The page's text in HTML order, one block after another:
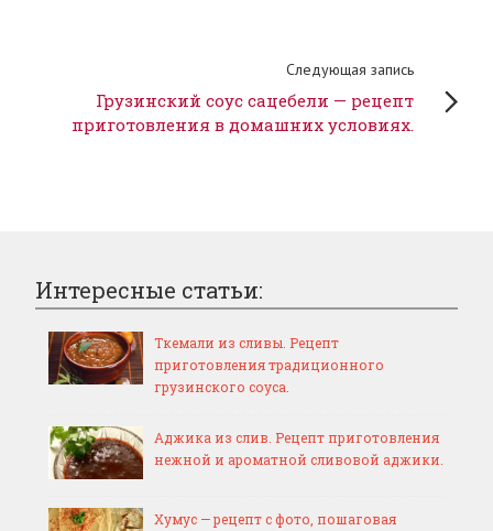
Следующая запись
Грузинский соус сацебели — рецепт
приготовления в домашних условиях.
Интересные статьи:
Ткемали из сливы. Рецепт
приготовления традиционного
грузинского соуса.
Аджика из слив. Рецепт приготовления
нежной и ароматной сливовой аджики.
Хумус — рецепт с фото, пошаговая